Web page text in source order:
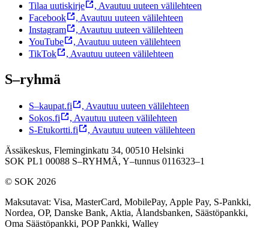
Tilaa uutiskirje , Avautuu uuteen välilehteen
Facebook
, Avautuu uuteen välilehteen
Instagram
, Avautuu uuteen välilehteen
YouTube
, Avautuu uuteen välilehteen
TikTok
, Avautuu uuteen välilehteen
S–ryhmä
S–kaupat.fi , Avautuu uuteen välilehteen
Sokos.fi
, Avautuu uuteen välilehteen
S-Etukortti.fi
, Avautuu uuteen välilehteen
Ässäkeskus, Fleminginkatu 34, 00510 Helsinki
SOK PL1 00088 S–RYHMÄ, Y–tunnus 0116323–1
© SOK 2026
Maksutavat: Visa, MasterCard, MobilePay, Apple Pay, S-Pankki,
Nordea, OP, Danske Bank, Aktia, Ålandsbanken, Säästöpankki,
Oma Säästöpankki, POP Pankki, Walley